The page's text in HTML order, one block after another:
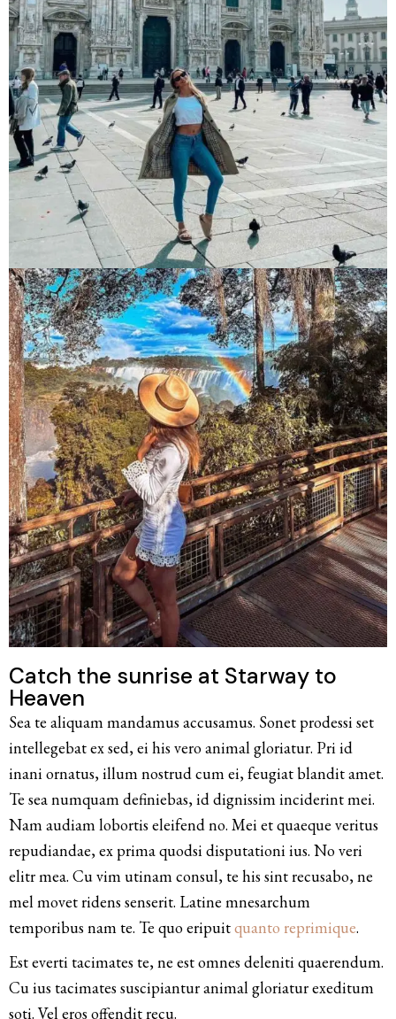
Catch the sunrise at Starway to
Heaven
Sea te aliquam mandamus accusamus. Sonet prodessi set
intellegebat ex sed, ei his vero animal gloriatur. Pri id
inani ornatus, illum nostrud cum ei, feugiat blandit amet.
Te sea numquam definiebas, id dignissim inciderint mei.
Nam audiam lobortis eleifend no. Mei et quaeque veritus
repudiandae, ex prima quodsi disputationi ius. No veri
elitr mea. Cu vim utinam consul, te his sint recusabo, ne
mel movet ridens senserit. Latine mnesarchum
temporibus nam te. Te quo eripuitquanto reprimique.
Est everti tacimates te, ne est omnes deleniti quaerendum.
Cu ius tacimates suscipiantur animal gloriatur exeditum
soti. Vel eros offendit recu.